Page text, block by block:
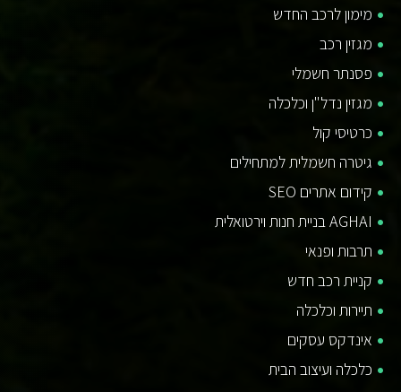
מימון לרכב החדש
מגזין רכב
פסנתר חשמלי
מגזין נדל"ן וכלכלה
כרטיסי קול
גיטרה חשמלית למתחילים
קידום אתרים SEO
AGHAI בניית חנות וירטואלית
תרבות ופנאי
קניית רכב חדש
תיירות וכלכלה
אינדקס עסקים
כלכלה ועיצוב הבית